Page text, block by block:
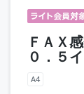
ＦＡＸ
０．５
A4